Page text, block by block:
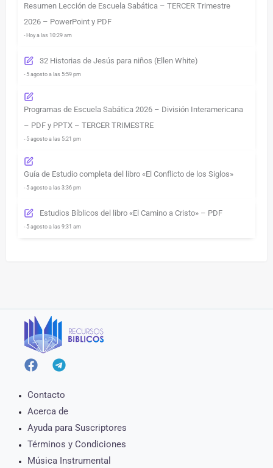
Resumen Lección de Escuela Sabática – TERCER Trimestre
2026 – PowerPoint y PDF
- Hoy a las 10:29 am
32 Historias de Jesús para niños (Ellen White)
- 5 agosto a las 5:59 pm
Programas de Escuela Sabática 2026 – División Interamericana
– PDF y PPTX – TERCER TRIMESTRE
- 5 agosto a las 5:21 pm
Guía de Estudio completa del libro «El Conflicto de los Siglos»
- 5 agosto a las 3:36 pm
Estudios Bíblicos del libro «El Camino a Cristo» – PDF
- 5 agosto a las 9:31 am
Contacto
Acerca de
Ayuda para Suscriptores
Términos y Condiciones
Música Instrumental